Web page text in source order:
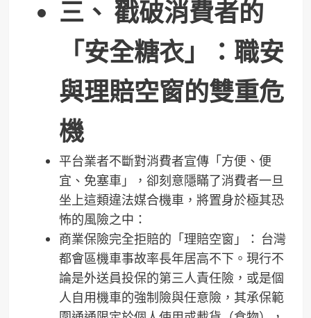
三、 戳破消費者的
「安全糖衣」：職安
與理賠空窗的雙重危
機
平台業者不斷對消費者宣傳「方便、便
宜、免塞車」，卻刻意隱瞞了消費者一旦
坐上這類違法媒合機車，將置身於極其恐
怖的風險之中：
商業保險完全拒賠的「理賠空窗」： 台灣
都會區機車事故率長年居高不下。現行不
論是外送員投保的第三人責任險，或是個
人自用機車的強制險與任意險，其承保範